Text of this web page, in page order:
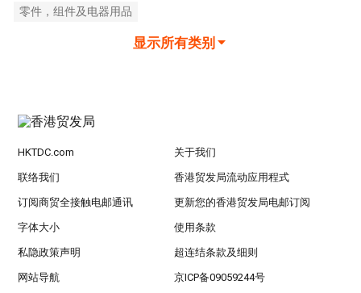
零件，组件及电器用品
显示所有类别
HKTDC.com 关于我们
联络我们 香港贸发局流动应用程式
订阅商贸全接触电邮通讯 更新您的香港贸发局电邮订阅
字体大小 使用条款
私隐政策声明 超连结条款及细则
网站导航 京ICP备09059244号